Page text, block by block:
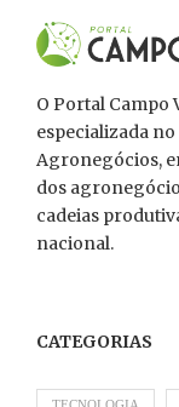
O Portal Campo
especializada
Agronegócios,
dos
cadeias
nacional.
CATEGORIAS